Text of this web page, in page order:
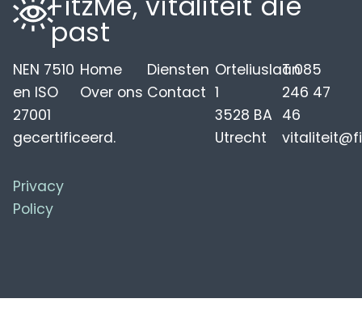
past
NEN 7510
en ISO
27001
gecertificeerd.
Privacy
Policy
Home
Over ons
Diensten
Contact
Orteliuslaan
1
3528 BA
Utrecht
T 085
246 47
46